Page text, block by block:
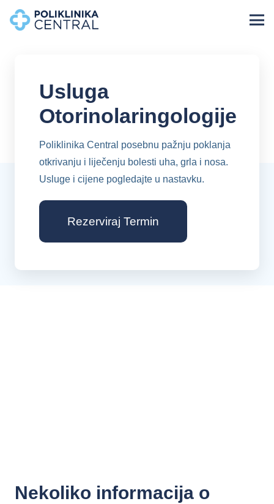
Usluga
Otorinolaringologije
Poliklinika Central posebnu pažnju poklanja
otkrivanju i liječenju bolesti uha, grla i nosa.
Usluge i cijene pogledajte u nastavku.
Rezerviraj Termin
Nekoliko informacija o